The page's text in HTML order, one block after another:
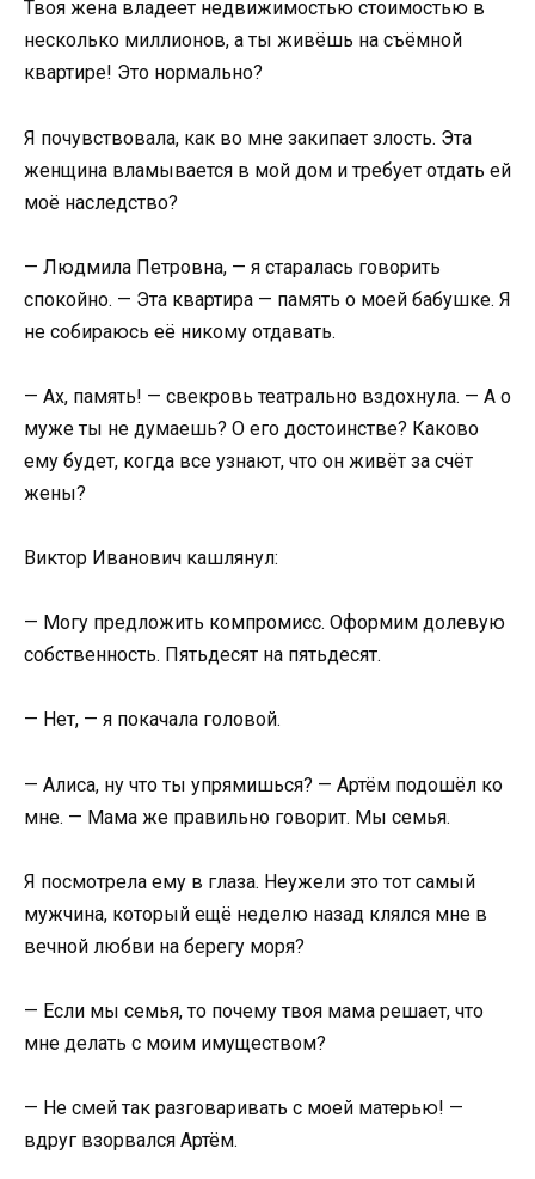
Твоя жена владеет недвижимостью стоимостью в
несколько миллионов, а ты живёшь на съёмной
квартире! Это нормально?
Я почувствовала, как во мне закипает злость. Эта
женщина вламывается в мой дом и требует отдать ей
моё наследство?
— Людмила Петровна, — я старалась говорить
спокойно. — Эта квартира — память о моей бабушке. Я
не собираюсь её никому отдавать.
— Ах, память! — свекровь театрально вздохнула. — А о
муже ты не думаешь? О его достоинстве? Каково
ему будет, когда все узнают, что он живёт за счёт
жены?
Виктор Иванович кашлянул:
— Могу предложить компромисс. Оформим долевую
собственность. Пятьдесят на пятьдесят.
— Нет, — я покачала головой.
— Алиса, ну что ты упрямишься? — Артём подошёл ко
мне. — Мама же правильно говорит. Мы семья.
Я посмотрела ему в глаза. Неужели это тот самый
мужчина, который ещё неделю назад клялся мне в
вечной любви на берегу моря?
— Если мы семья, то почему твоя мама решает, что
мне делать с моим имуществом?
— Не смей так разговаривать с моей матерью! —
вдруг взорвался Артём.